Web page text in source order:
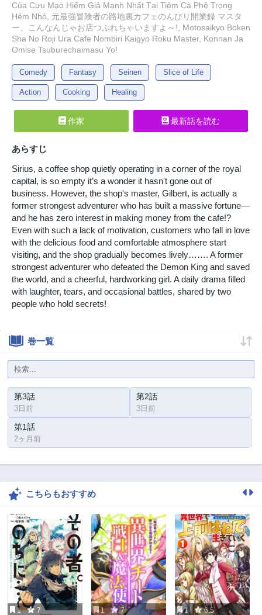
Của Cựu Mạo Hiểm Giả Mạnh Nhất Tại Tiệm Cà Phê Trong
Hẻm Nhỏ, 元最強冒険者の路地裏カフェのんびり開業録 マスタ
ー、こんなんじゃお店つぶれちゃいますよ～!, Motosaikyo Boken
Sha No Roji Ura Cafe Nombiri Kaigyo Roku Master, Konnan Ja
Omise Tsuburechaimasu Yo!
Comedy Fantasy Seinen Slice of Life
Action Cooking Healing
作家 最新話を読む
あらすじ
Sirius, a coffee shop quietly operating in a corner of the royal
capital, is so empty it’s a wonder it hasn't gone out of
business. However, the shop's master, Gilbert, is actually a
former strongest adventurer who has built a massive fortune—
and he has zero interest in making money from the cafe!?
Even with such a lack of motivation, customers who fall in love
with the delicious food and comfortable atmosphere start
visiting, and the shop gradually becomes lively……. A former
strongest adventurer who defeated the Demon King and saved
the world, and a cheerful, hardworking girl. A daily drama filled
with laughter, tears, and occasional battles, shared by two
people who hold secrets!
巻一覧
第3話
3日前
第2話
3日前
第1話
2ヶ月前
こちらもおすすめ
1 7 1 7 1 6.5